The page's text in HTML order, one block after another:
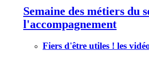
Semaine des métiers du
l'accompagnement
Fiers d'être utiles ! les